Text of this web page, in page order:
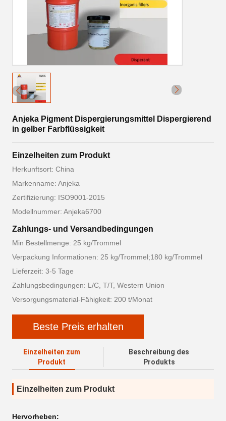
Anjeka Pigment Dispergierungsmittel Dispergierend
in gelber Farbflüssigkeit
Einzelheiten zum Produkt
Herkunftsort: China
Markenname: Anjeka
Zertifizierung: ISO9001-2015
Modellnummer: Anjeka6700
Zahlungs- und Versandbedingungen
Min Bestellmenge: 25 kg/Trommel
Verpackung Informationen: 25 kg/Trommel;180 kg/Trommel
Lieferzeit: 3-5 Tage
Zahlungsbedingungen: L/C, T/T, Western Union
Versorgungsmaterial-Fähigkeit: 200 t/Monat
Beste Preis erhalten
Einzelheiten zum
Produkt
Beschreibung des
Produkts
Einzelheiten zum Produkt
Hervorheben: